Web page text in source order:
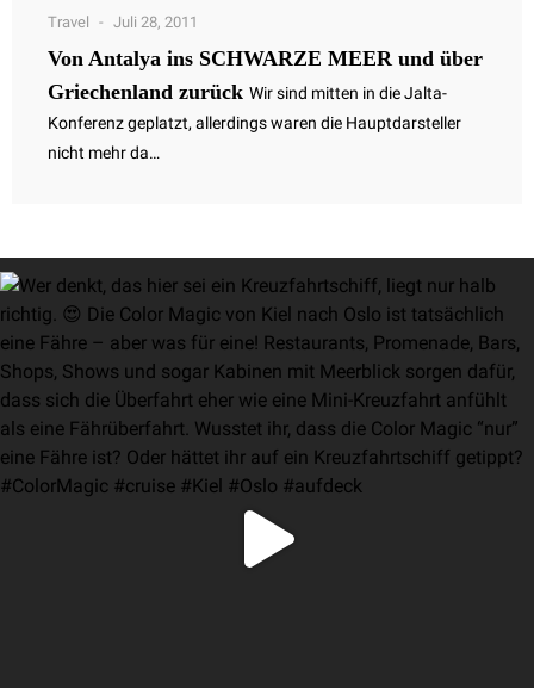
Travel Juli 28, 2011
Von Antalya ins SCHWARZE MEER und über
Griechenland zurück Wir sind mitten in die Jalta-
Konferenz geplatzt, allerdings waren die Hauptdarsteller
nicht mehr da…